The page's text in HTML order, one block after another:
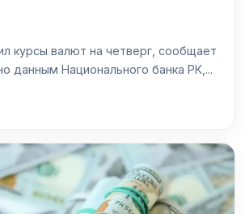
курсы валют на четверг, сообщает
данным Национального банка РК,...